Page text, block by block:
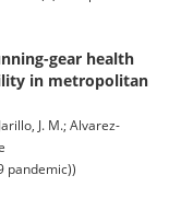
gear health
in metropolitan
J. M.; Alvarez-
pandemic))